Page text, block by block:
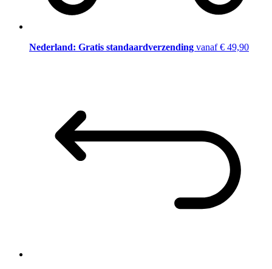
Nederland: Gratis standaardverzending vanaf € 49,90